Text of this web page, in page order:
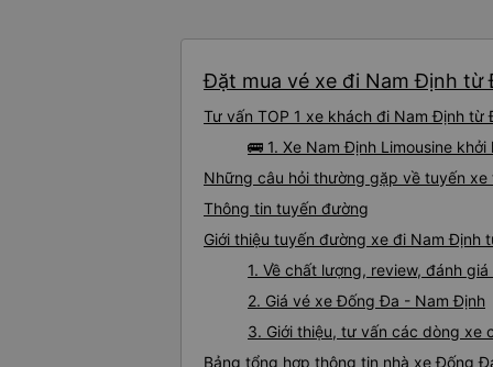
Đặt mua vé xe đi Nam Định từ
Tư vấn TOP 1 xe khách đi Nam Định
🚌 1. Xe Nam Định Limousine
Những câu hỏi thường gặp về tuyến
Thông tin tuyến đường
Giới thiệu tuyến đường xe đi Nam Định
1. Về chất lượng, review, đánh
2. Giá vé xe Đống Đa - Nam Định
3. Giới thiệu, tư vấn các dòng
Bảng tổng hợp thông tin nhà xe Đống